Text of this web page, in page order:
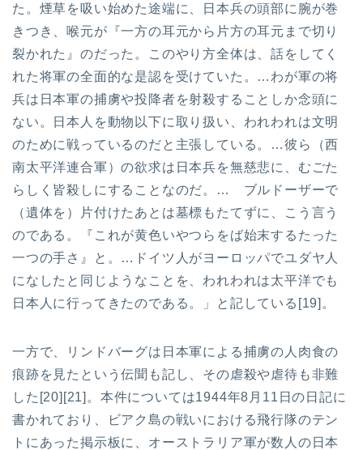
た。煙草を吸い始めた途端に、日本兵の頭部に腕が巻
きつき、喉元が『一方の耳元から片方の耳元まで切り
裂かれた』のだった。このやり方全体は、話をしてく
れた将軍の全面的な是認を受けていた。…わが軍の将
兵は日本軍の捕虜や投降者を射殺することしか念頭に
ない。日本人を動物以下に取り扱い、われわれは文明
のために戦っているのだと主張している。…彼ら（西
南太平洋連合軍）の欲求は日本兵を無慈悲に、むごた
らしく皆殺しにすることなのだ。… ブルドーザーで
（遺体を）片付けたあとは墓標もたてずに、こう言う
のである。『これが黄色いやつらをば始末するたった
一つの手さ』と。…ドイツ人がヨーロッパでユダヤ人
になしたと同じようなことを、われわれは太平洋でも
日本人に行ってきたのである。」と記している[19]。
一方で、リンドバーグは日本軍による捕虜の人肉食の
痕跡を見たという伝聞も記し、その虐殺や虐待も非難
した[20][21]。本件については1944年8月11日の日記に
書かれており、ビアク島の戦いにおける飛行隊のテン
トにあった掲示板に、オーストラリア軍が数人の日本